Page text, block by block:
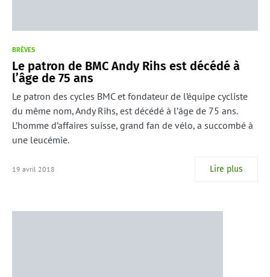
BRÈVES
Le patron de BMC Andy Rihs est décédé à
l’âge de 75 ans
Le patron des cycles BMC et fondateur de l’équipe cycliste
du même nom, Andy Rihs, est décédé à l’âge de 75 ans.
L’homme d’affaires suisse, grand fan de vélo, a succombé à
une leucémie.
19 avril 2018 Lire plus